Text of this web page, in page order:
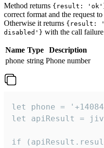
Method returns {result:
correct format and the request
Otherwise it returns {result:
disabled'} with the call failure
Name Type
Description
phone string Phone number
let phone =
let apiResult =
if